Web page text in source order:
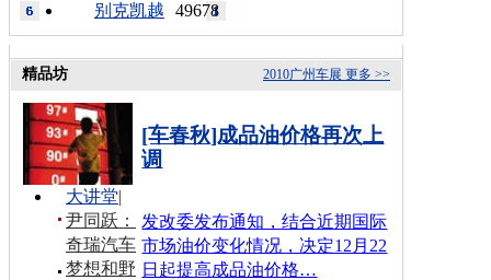
49678
别克凯越
更多 >>
2010广州车展
精品坊
[车春秋]成品油价格再次上
调
发改委发布通知，结合近期国际
市场油价变化情况，决定12月22
日起提高成品油价格…
大讲堂|
尹同跃：
奇瑞汽车
梦想和野